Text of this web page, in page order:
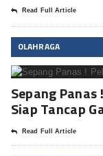
Read Full Article
OLAHRAGA
Sepang
Siap Tancap
Read Full Article